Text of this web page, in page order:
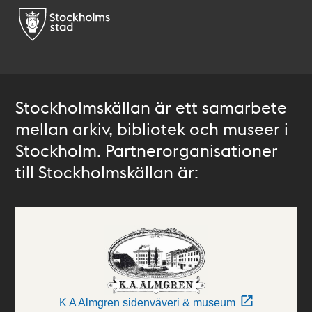
Stockholmskällan är ett samarbete
mellan arkiv, bibliotek och museer i
Stockholm. Partnerorganisationer
till Stockholmskällan är:
K A Almgren sidenväveri & museum